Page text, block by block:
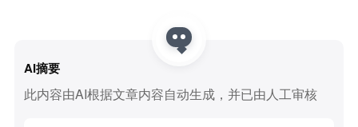
AI摘要
此内容由AI根据文章内容自动生成，并已由人工审核